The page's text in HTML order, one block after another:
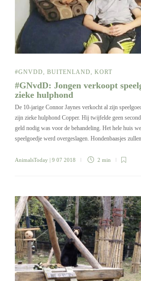
#GNVDD, BUITENLAND, KORT
#GNvdD: Jongen verkoopt
zieke hulphond
De 10-jarige Connor Jaynes verkocht al zijn
zijn zieke hulphond Copper. Hij twijfelde geen
geld nodig was voor de behandeling. Het hele huis
speelgoedje werd overgeslagen. Hondenbaasjes
AnimalsToday | 9 07 2018 2 min